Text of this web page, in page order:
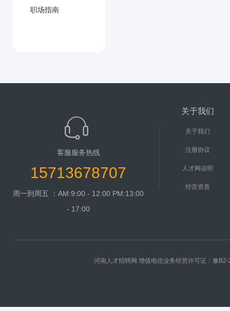
职场指南
客服服务热线
15713678707
周一到周五 ：AM:9:00 - 12:00 PM:13:00
- 17:00
关于我们
关于我们
注册协议
人才网说明
经营资质
河南人才招聘网 增值电信业务经营许可证： 豫